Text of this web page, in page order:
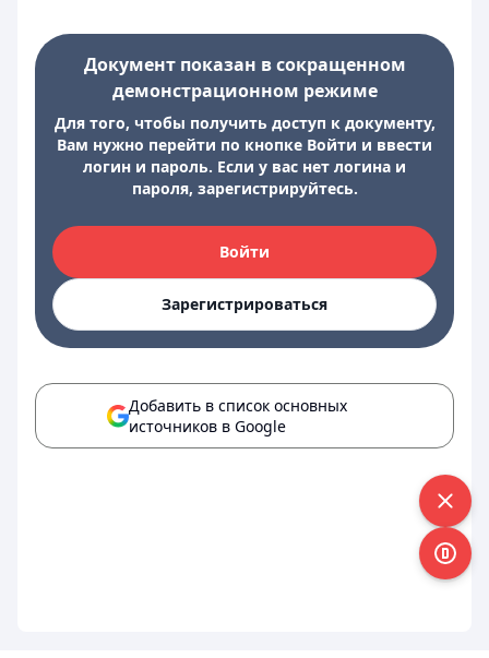
Документ показан в сокращенном
демонстрационном режиме
Для того, чтобы получить доступ к документу,
Вам нужно перейти по кнопке Войти и ввести
логин и пароль. Если у вас нет логина и
пароля, зарегистрируйтесь.
Войти
Зарегистрироваться
Добавить в список основных
источников в Google